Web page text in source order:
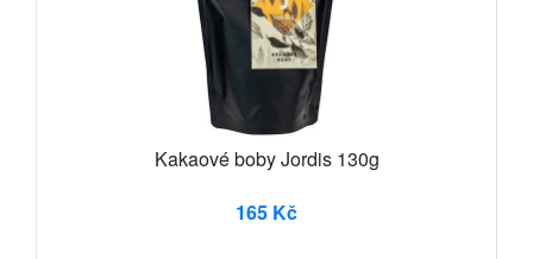
Kakaové boby Jordis 130g
165 Kč